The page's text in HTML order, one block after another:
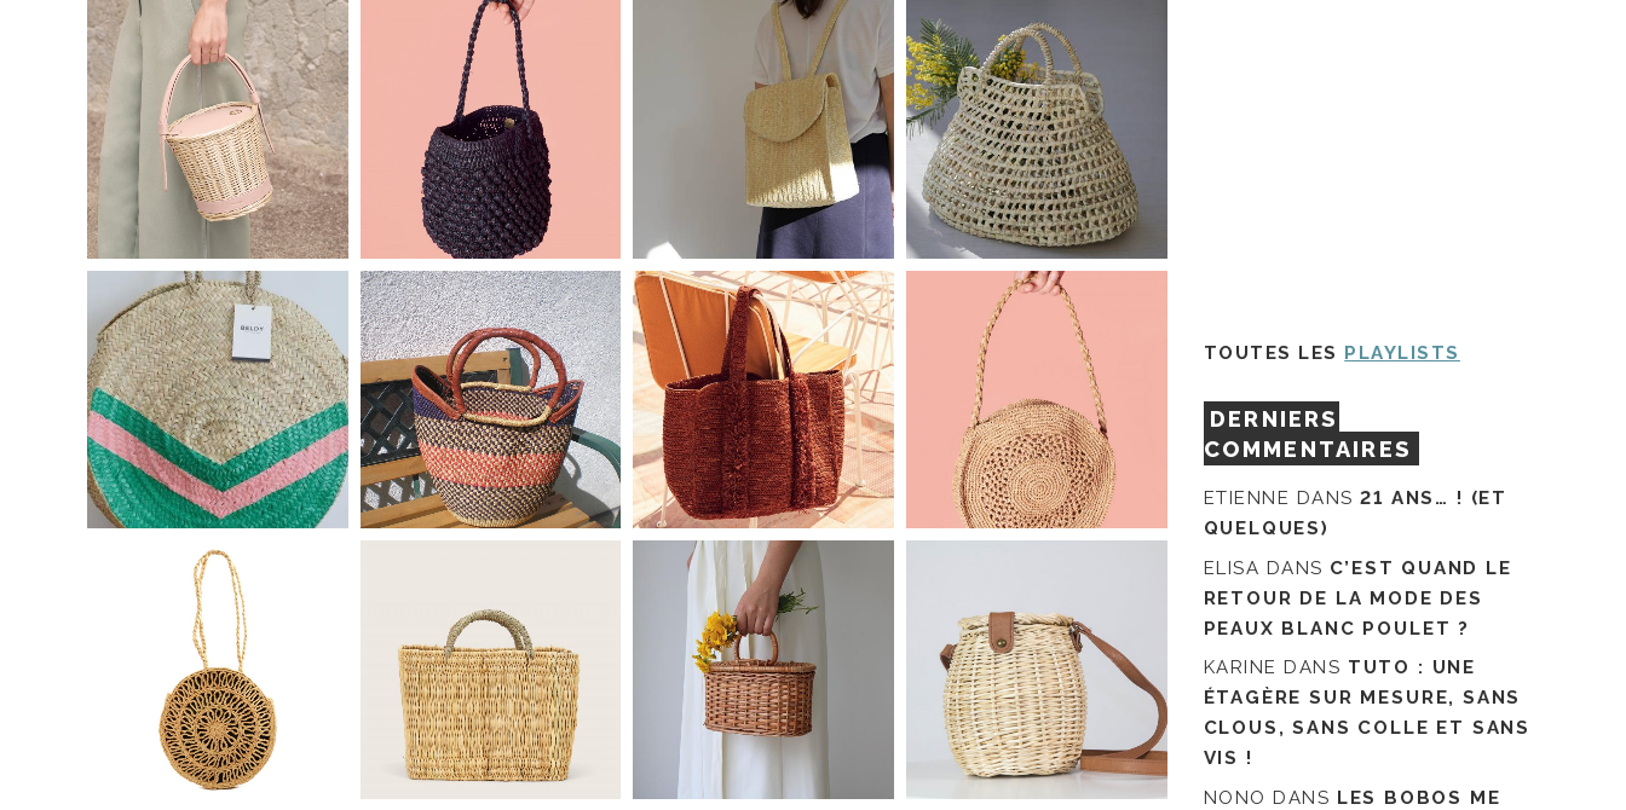
TOUTES LES PLAYLISTS
DERNIERS
COMMENTAIRES
ETIENNE DANS21 ANS… ! (ET
QUELQUES)
ELISA DANS C’EST QUAND LE
RETOUR DE LA MODE DES
PEAUX BLANC POULET ?
KARINE DANS TUTO : UNE
ÉTAGÈRE SUR MESURE, SANS
CLOUS, SANS COLLE ET SANS
VIS !
NONO DANS LES BOBOS ME